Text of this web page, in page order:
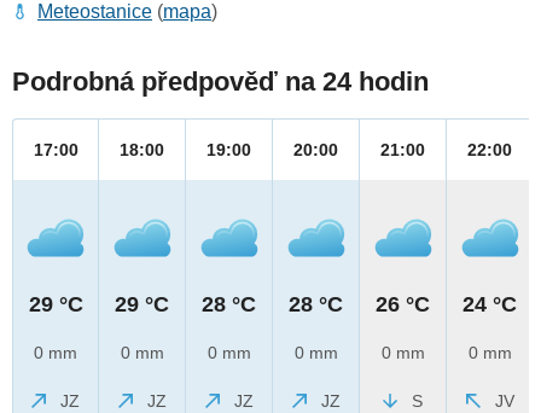
Meteostanice (mapa)
Podrobná předpověď na 24 hodin
17:00
29 °C
0 mm
JZ
18:00
29 °C
0 mm
JZ
19:00
28 °C
0 mm
JZ
20:00
28 °C
0 mm
JZ
21:00
26 °C
0 mm
S
22:00
24 °C
0 mm
JV